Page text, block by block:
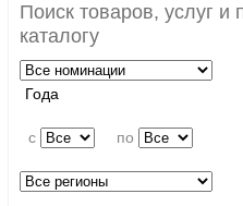
Поиск товаров, услуг и
каталогу
Года
c по